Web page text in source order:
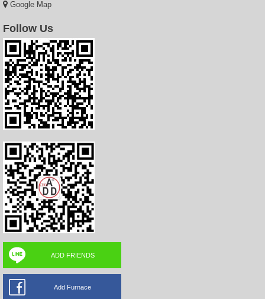
Google Map
Follow Us
ADD FRIENDS
Add Furnace